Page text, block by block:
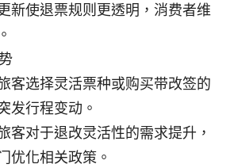
新使退票规则更透明，消费者维
客选择灵活票种或购买带改签的
发行程变动。
客对于退改灵活性的需求提升，
优化相关政策。